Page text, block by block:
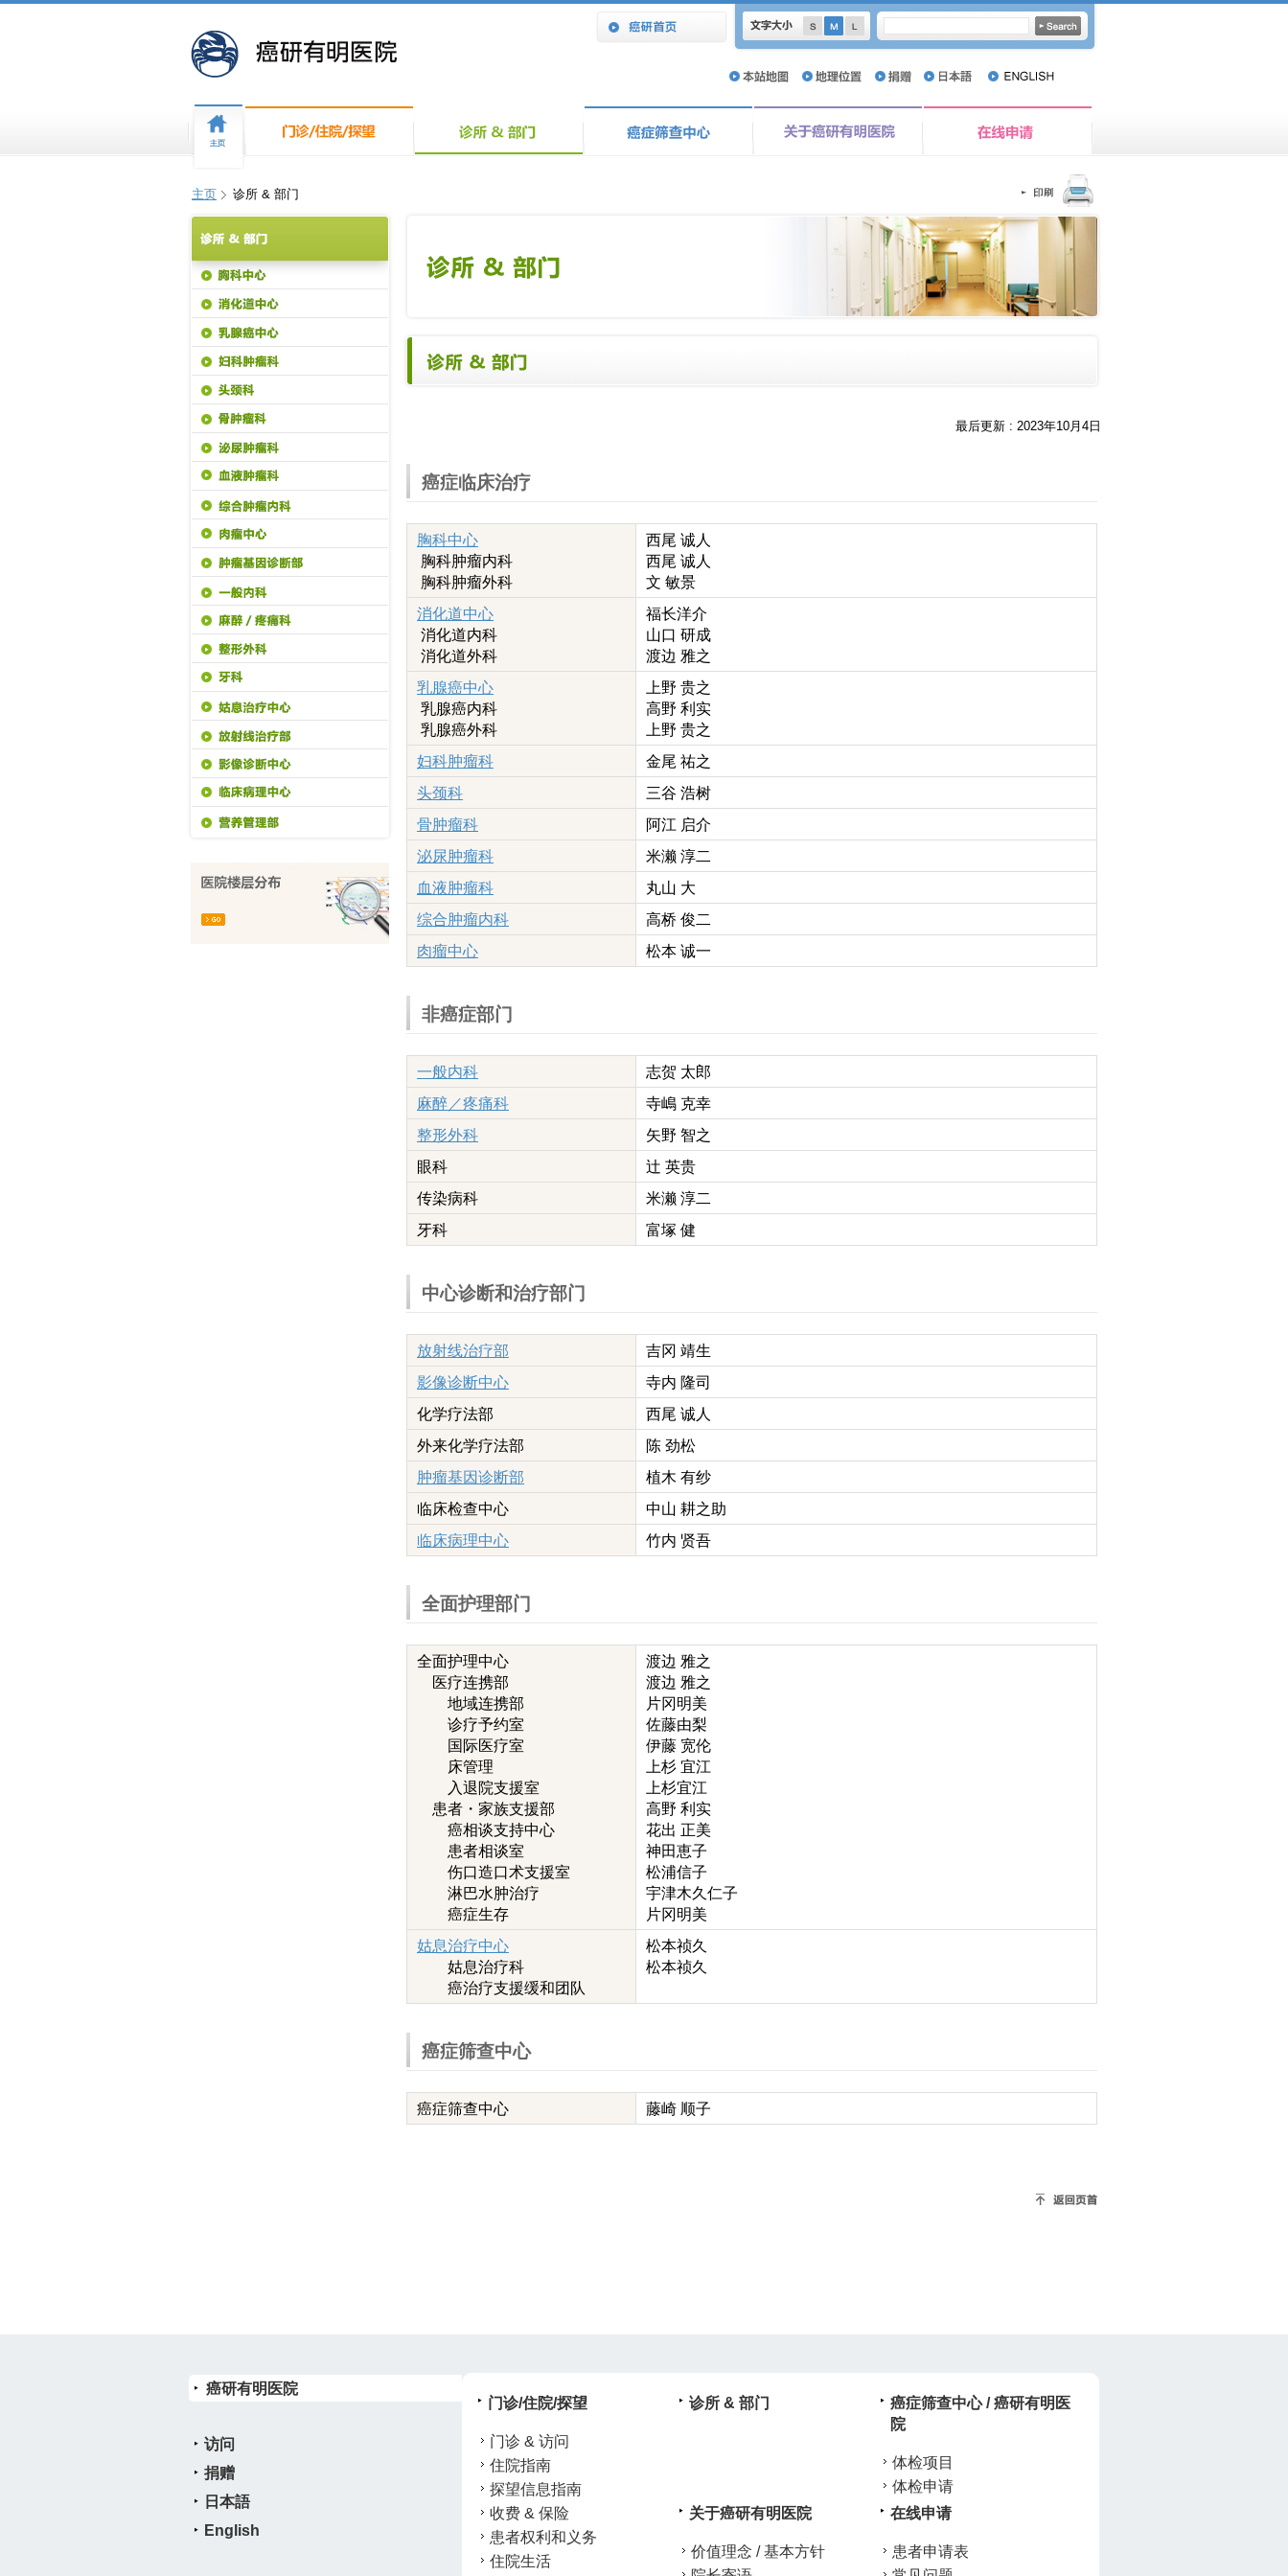
主页 诊所 & 部门
最后更新 : 2023年10月4日
癌症临床治疗
胸科中心
胸科肿瘤内科
胸科肿瘤外科
西尾 诚人
西尾 诚人
文 敏景
消化道中心
消化道内科
消化道外科
福长洋介
山口 研成
渡边 雅之
乳腺癌中心
乳腺癌内科
乳腺癌外科
上野 贵之
高野 利实
上野 贵之
妇科肿瘤科
金尾 祐之
头颈科
三谷 浩树
骨肿瘤科
阿江 启介
泌尿肿瘤科
米濑 淳二
血液肿瘤科
丸山 大
综合肿瘤内科
高桥 俊二
肉瘤中心
松本 诚一
非癌症部门
一般内科
志贺 太郎
麻醉／疼痛科
寺嶋 克幸
整形外科
矢野 智之
眼科
辻 英贵
传染病科
米濑 淳二
牙科
富塚 健
中心诊断和治疗部门
放射线治疗部
吉冈 靖生
影像诊断中心
寺内 隆司
化学疗法部
西尾 诚人
外来化学疗法部
陈 劲松
肿瘤基因诊断部
植木 有纱
临床检查中心
中山 耕之助
临床病理中心
竹内 贤吾
全面护理部门
全面护理中心
医疗连携部
地域连携部
诊疗予约室
国际医疗室
床管理
入退院支援室
患者・家族支援部
癌相谈支持中心
患者相谈室
伤口造口术支援室
淋巴水肿治疗
癌症生存
渡边 雅之
渡边 雅之
片冈明美
佐藤由梨
伊藤 宽伦
上杉 宜江
上杉宜江
高野 利实
花出 正美
神田恵子
松浦信子
宇津木久仁子
片冈明美
姑息治疗中心
姑息治疗科
癌治疗支援缓和团队
松本祯久
松本祯久
癌症筛查中心
癌症筛查中心 藤崎 顺子
癌研有明医院
访问
捐赠
日本語
English
门诊/住院/探望
门诊 & 访问
住院指南
探望信息指南
收费 & 保险
患者权利和义务
住院生活
诊所 & 部门
癌症筛查中心 / 癌研有明医
院
体检项目
体检申请
关于癌研有明医院
价值理念 / 基本方针
在线申请
患者申请表